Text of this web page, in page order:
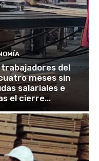
trabajadores del
meses sin
salariales e
el cierre...